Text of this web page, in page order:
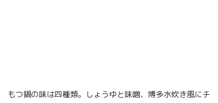
もつ鍋の味は四種類。しょうゆと味噌、博多水炊き風にチ